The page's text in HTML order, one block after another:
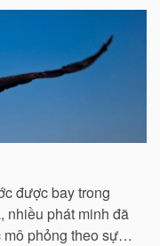
được bay trong
nhiều phát minh đã
phỏng theo sự